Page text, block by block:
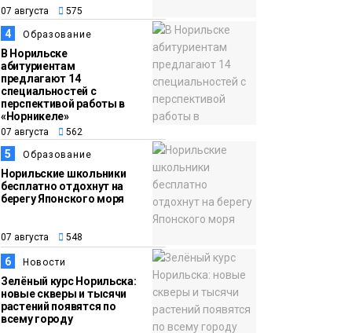
13:59
07 августа
Новости
«Домик Хоббитов» и
«Самолёт в облаках»
появятся в Кайеркане
07 августа 575
4 Образование
В Норильске
абитуриентам
предлагают 14
специальностей с
перспективой работы в
«Норникеле»
07 августа 562
5 Образование
Норильские школьники
бесплатно отдохнут на
берегу Японского моря
07 августа 548
6 Новости
Зелёный курс Норильска:
новые скверы и тысячи
растений появятся по
всему городу